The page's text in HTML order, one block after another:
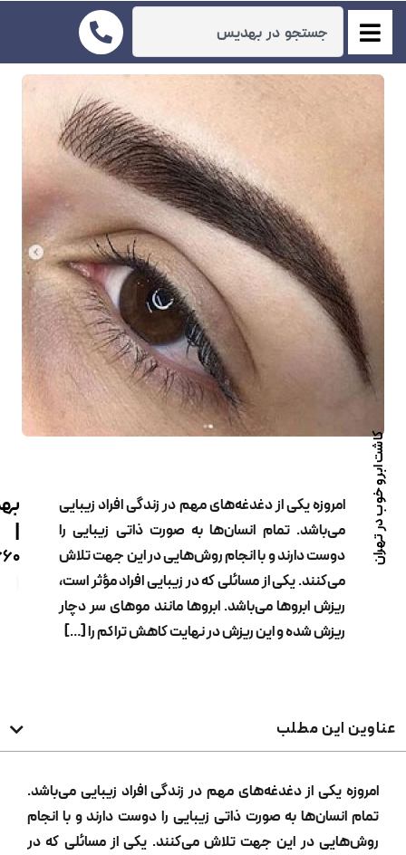
یکی از دغدغه‌های مهم در زندگی افراد زیبایی
تمام انسان‌ها به صورت ذاتی زیبایی را
دارند و با انجام روش‌هایی در این جهت تلاش
یکی از مسائلی که در زیبایی افراد مؤثر است،
ابروها می‌باشد. ابروها مانند موهای سر دچار
شده و این ریزش در نهایت کاهش تراکم را […]
بهدیس
|
02122229660
|
مطلب
از دغدغه‌های مهم در زندگی افراد زیبایی می‌باشد.
به صورت ذاتی زیبایی را دوست دارند و با انجام
در این جهت تلاش می‌کنند. یکی از مسائلی که در